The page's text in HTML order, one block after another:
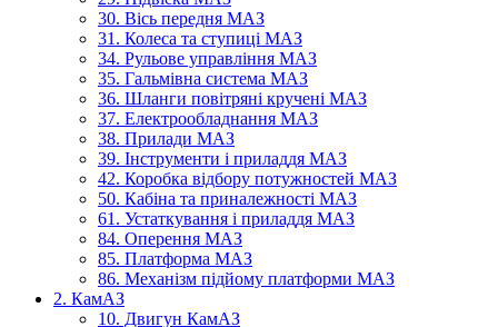
30. Вісь передня МАЗ
31. Колеса та ступиці МАЗ
34. Рульове управління МАЗ
35. Гальмівна система МАЗ
36. Шланги повітряні кручені МАЗ
37. Електрообладнання МАЗ
38. Прилади МАЗ
39. Інструменти і приладдя МАЗ
42. Коробка відбору потужностей МАЗ
50. Кабіна та приналежності МАЗ
61. Устаткування і приладдя МАЗ
84. Оперення МАЗ
85. Платформа МАЗ
86. Механізм підйому платформи МАЗ
2. КамАЗ
10. Двигун КамАЗ